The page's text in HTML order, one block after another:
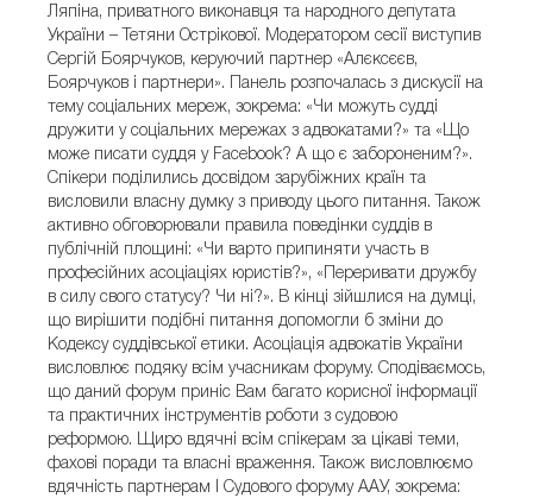
Ляпіна, приватного виконавця та народного депутата
України – Тетяни Острікової. Модератором сесії виступив
Сергій Боярчуков, керуючий партнер «Алєксєєв,
Боярчуков і партнери». Панель розпочалась з дискусії на
тему соціальних мереж, зокрема: «Чи можуть судді
дружити у соціальних мережах з адвокатами?» та «Що
може писати суддя у Facebook? А що є забороненим?».
Спікери поділились досвідом зарубіжних країн та
висловили власну думку з приводу цього питання. Також
активно обговорювали правила поведінки суддів в
публічній площині: «Чи варто припиняти участь в
професійних асоціаціях юристів?», «Переривати дружбу
в силу свого статусу? Чи ні?». В кінці зійшлися на думці,
що вирішити подібні питання допомогли б зміни до
Кодексу суддівської етики. Асоціація адвокатів України
висловлює подяку всім учасникам форуму. Сподіваємось,
що даний форум приніс Вам багато корисної інформації
та практичних інструментів роботи з судовою
реформою. Щиро вдячні всім спікерам за цікаві теми,
фахові поради та власні враження. Також висловлюємо
вдячність партнерам I Судового форуму ААУ, зокрема: